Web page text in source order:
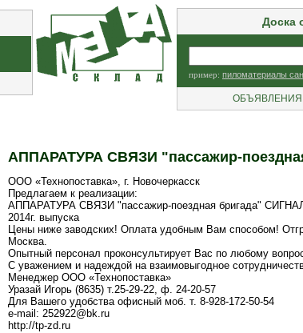
Доска
пример: пиломатериалы
ОБЪЯВЛЕНИЯ
АППАРАТУРА СВЯЗИ "пассажир-
ООО «Технопоставка», г. Новочеркасск
Предлагаем к реализации:
АППАРАТУРА СВЯЗИ "пассажир-поездная бригада"
2014г. выпуска
Цены ниже заводских! Оплата удобным Вам способом!
Москва.
Опытный персонал проконсультирует Вас по любому
С уважением и надеждой на взаимовыгодное
Менеджер ООО «Технопоставка»
Уразай Игорь (8635) т.25-29-22, ф. 24-20-57
Для Вашего удобства офисный моб. т. 8-928-172-50-54
e-mail: 252922@bk.ru
http://tp-zd.ru